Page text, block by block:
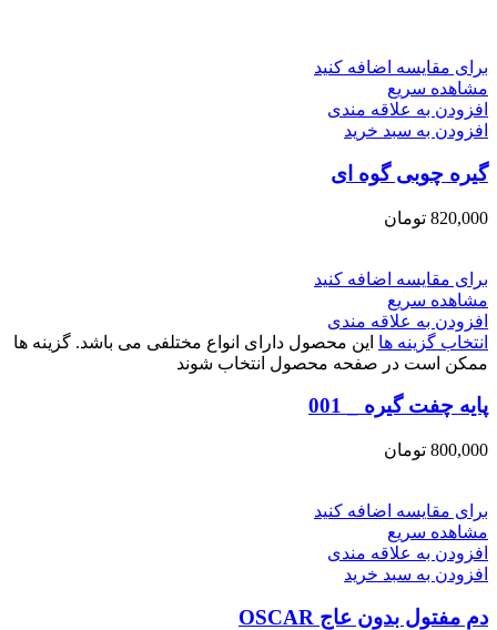
برای مقایسه اضافه کنید
مشاهده سریع
افزودن به علاقه مندی
افزودن به سبد خرید
گیره چوبی گوه ای
820,000 تومان
برای مقایسه اضافه کنید
مشاهده سریع
افزودن به علاقه مندی
انتخاب گزینه ها این محصول دارای انواع مختلفی می باشد. گزینه ها
ممکن است در صفحه محصول انتخاب شوند
پایه چفت گیره _ 001
800,000 تومان
برای مقایسه اضافه کنید
مشاهده سریع
افزودن به علاقه مندی
افزودن به سبد خرید
دم مفتول بدون عاج OSCAR